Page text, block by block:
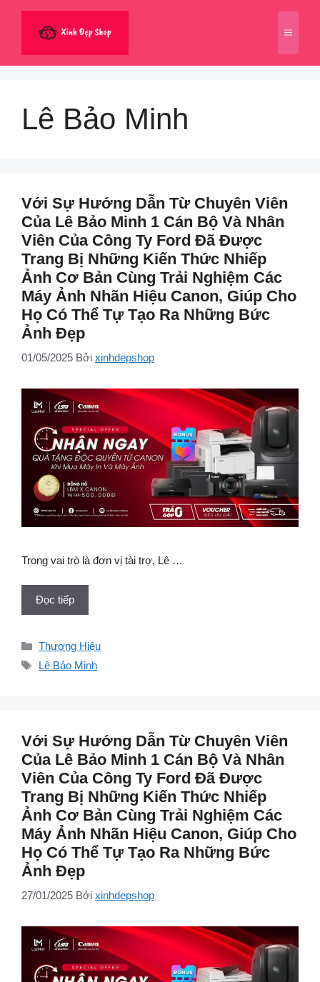
dung
Menu
Lê Bảo Minh
Với Sự Hướng Dẫn Từ Chuyên Viên
Của Lê Bảo Minh 1 Cán Bộ Và Nhân
Viên Của Công Ty Ford Đã Được
Trang Bị Những Kiến Thức Nhiếp
Ảnh Cơ Bản Cùng Trải Nghiệm Các
Máy Ảnh Nhãn Hiệu Canon, Giúp Cho
Họ Có Thể Tự Tạo Ra Những Bức
Ảnh Đẹp
01/05/2025 Bởi xinhdepshop
Trong vai trò là đơn vị tài trợ, Lê …
Đọc tiếp
Danh
mục
Thương Hiệu
Thẻ
Lê Bảo Minh
Với Sự Hướng Dẫn Từ Chuyên Viên
Của Lê Bảo Minh 1 Cán Bộ Và Nhân
Viên Của Công Ty Ford Đã Được
Trang Bị Những Kiến Thức Nhiếp
Ảnh Cơ Bản Cùng Trải Nghiệm Các
Máy Ảnh Nhãn Hiệu Canon, Giúp Cho
Họ Có Thể Tự Tạo Ra Những Bức
Ảnh Đẹp
27/01/2025 Bởi xinhdepshop